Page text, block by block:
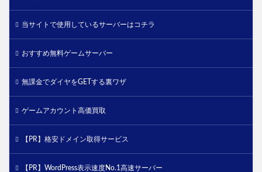
当サイトで使用しているサーバーはコチラ
おすすめ無料ゲームサーバー
無課金でダイヤをGETする裏ワザ
ゲームアカウント高価買取
【PR】格安ドメイン取得サービス
【PR】WordPress表示速度No.1高速サーバー